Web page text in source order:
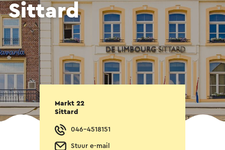
Sittard
Markt 22
Sittard
046-4518151
Stuur e-mail